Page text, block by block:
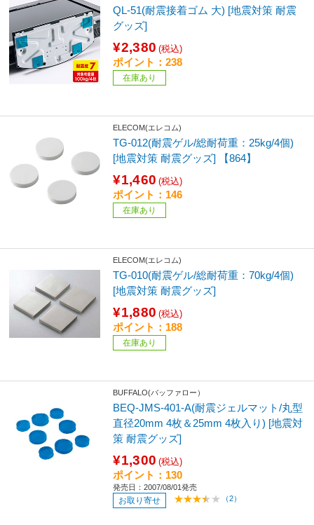
QL-51(耐震接着ゴム 大) [地震対策 耐震
グッズ]
¥2,380 (税込)
ポイント：238
在庫あり
ELECOM(エレコム)
TG-012(耐震ゲル/総耐荷重：25kg/4個)
[地震対策 耐震グッズ] 【864】
¥1,460 (税込)
ポイント：146
在庫あり
ELECOM(エレコム)
TG-010(耐震ゲル/総耐荷重：70kg/4個)
[地震対策 耐震グッズ]
¥1,880 (税込)
ポイント：188
在庫あり
BUFFALO(バッファロー）
BEQ-JMS-401-A(耐震ジェルマット/丸型
直径20mm 4枚＆25mm 4枚入り) [地震対
策 耐震グッズ]
¥1,300 (税込)
ポイント：130
発売日：2007/08/01発売
お取り寄せ （2）